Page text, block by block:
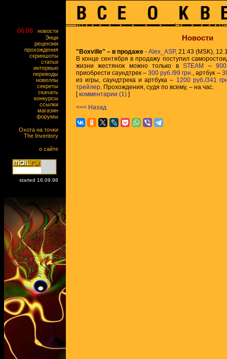
06.08
новости
Энци
рецензии
прохождения
скриншоты
статьи
интервью
переводы
новеллы
секреты
скачать
конкурсы
ссылки
магазин
форумы
Охота на точки
The Inventory
о сайте
started 16.09.98
Новости
"Boxville" – в продаже - Alex_ASP, 21:43 (MSK),
В конце сентября в продажу поступил
жизни жестянок можно только вSTEAM –
приобрести саундтрек –300 руб./99 грн., артбук –
из игры, саундтрека и артбука – 1200 руб./341
трейлер. Прохождения, судя по всему, – на час.
[комментарии (1) ]
<<< Назад